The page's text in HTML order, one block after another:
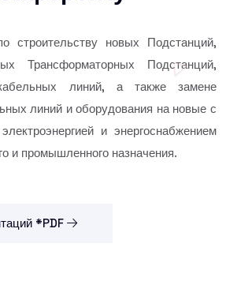
строительству новых Подстанций,
Трансформаторных Подстанций,
линий, а также замене
линий и оборудования на новые с
и энергоснабжением
и промышленного назначения.
*PDF